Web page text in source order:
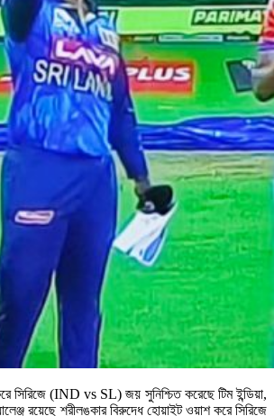
সিরিজে (IND vs SL) জয় সুনিশ্চিত করেছে টিম ইন্ডিয়া,
রয়েছে শ্রীলঙ্কার বিরুদ্ধে হোয়াইট ওয়াশ করে সিরিজে